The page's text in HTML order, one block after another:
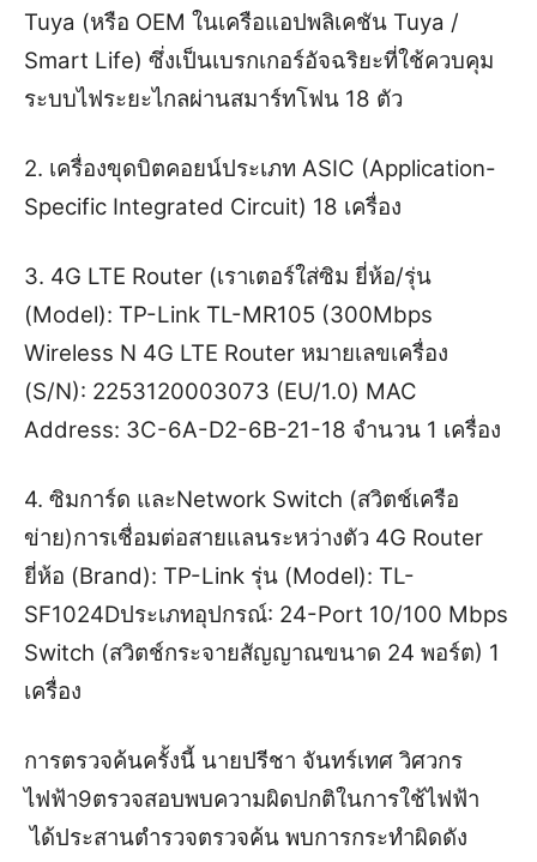
Tuya (หรือ OEM ในเครือแอปพลิเคชัน Tuya /
Smart Life) ซึ่งเป็นเบรกเกอร์อัจฉริยะที่ใช้ควบคุม
ระบบไฟระยะไกลผ่านสมาร์ทโฟน 18 ตัว
2. เครื่องขุดบิตคอยน์ประเภท ASIC (Application-
Specific Integrated Circuit) 18 เครื่อง
3. 4G LTE Router (เราเตอร์ใส่ซิม ยี่ห้อ/รุ่น
(Model): ⁠TP-Link TL-MR105⁠ (300Mbps
Wireless N 4G LTE Router หมายเลขเครื่อง
(S/N): ⁠2253120003073⁠ (EU/1.0) MAC
Address: ⁠3C-6A-D2-6B-21-18 จำนวน 1 เครื่อง
4. ซิมการ์ด และNetwork Switch (สวิตช์เครือ
ข่าย)การเชื่อมต่อสายแลนระหว่างตัว 4G Router
ยี่ห้อ (Brand): ⁠TP-Link⁠ รุ่น (Model): ⁠TL-
SF1024D⁠ประเภทอุปกรณ์: ⁠24-Port 10/100 Mbps
Switch⁠ (สวิตช์กระจายสัญญาณขนาด 24 พอร์ต) 1
เครื่อง
การตรวจค้นครั้งนี้ นายปรีชา จันทร์เทศ วิศวกร
ไฟฟ้า9ตรวจสอบพบความผิดปกติในการใช้ไฟฟ้า
ได้ประสานตำรวจตรวจค้น พบการกระทำผิดดัง